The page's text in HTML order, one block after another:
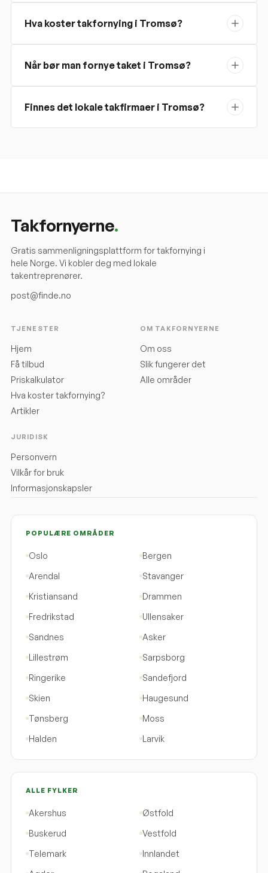
Hva koster takfornying i Tromsø?
Når bør man fornye taket i Tromsø?
Finnes det lokale takfirmaer i Tromsø?
Takfornyerne.
Gratis sammenligningsplattform for takfornying i
hele Norge. Vi kobler deg med lokale
takentreprenører.
post@finde.no
TJENESTER
Hjem
Få tilbud
Priskalkulator
Hva koster takfornying?
Artikler
OM TAKFORNYERNE
Om oss
Slik fungerer det
Alle områder
JURIDISK
Personvern
Vilkår for bruk
Informasjonskapsler
POPULÆRE OMRÅDER
Oslo
Bergen
Arendal
Stavanger
Kristiansand
Drammen
Fredrikstad
Ullensaker
Sandnes
Asker
Lillestrøm
Sarpsborg
Ringerike
Sandefjord
Skien
Haugesund
Tønsberg
Moss
Halden
Larvik
ALLE FYLKER
Akershus
Østfold
Buskerud
Vestfold
Telemark
Innlandet